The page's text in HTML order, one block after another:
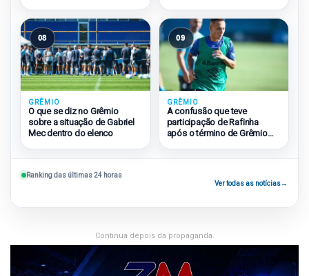
08
GRÊMIO
O que se diz no Grêmio
sobre a situação de Gabriel
Mec dentro do elenco
09
GRÊMIO
A confusão que teve
participação de Rafinha
após o término de Grêmio
Ranking das últimas 24 horas
Ver todas as notícias→
Continua depois da propaganda.